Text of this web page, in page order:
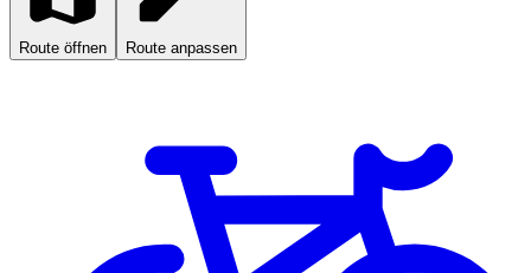
Route öffnen Route anpassen